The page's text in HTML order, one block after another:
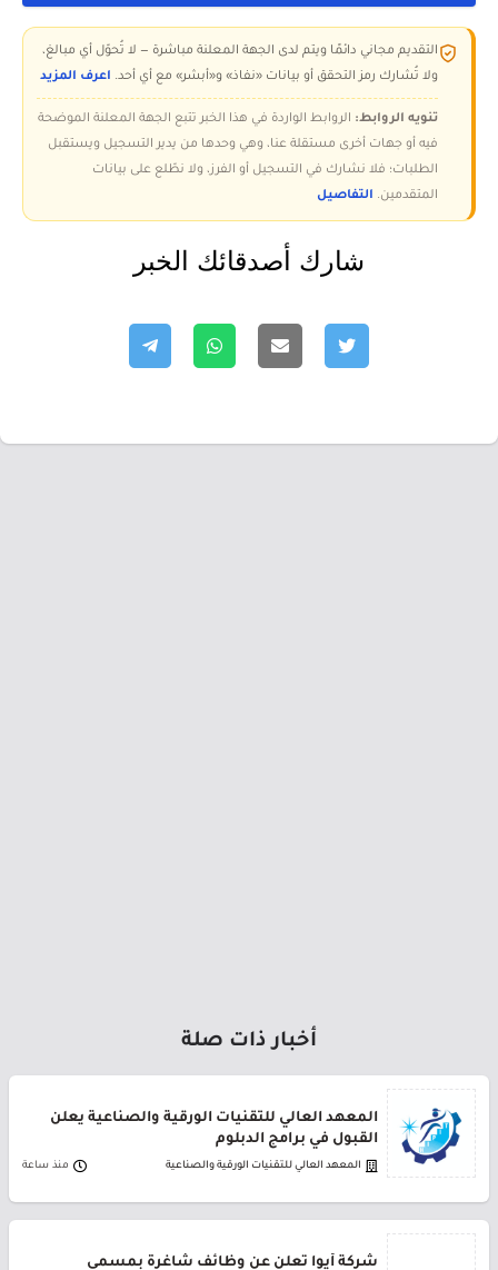
التقديم مجاني دائمًا ويتم لدى الجهة المعلنة مباشرة — لا تُحوّل أي مبالغ،
ولا تُشارك رمز التحقق أو بيانات «نفاذ» و«أبشر» مع أي أحد. اعرف المزيد
تنويه الروابط: الروابط الواردة في هذا الخبر تتبع الجهة المعلنة الموضحة
فيه أو جهات أخرى مستقلة عنا، وهي وحدها من يدير التسجيل ويستقبل
الطلبات؛ فلا نشارك في التسجيل أو الفرز، ولا نطّلع على بيانات
المتقدمين. التفاصيل
شارك أصدقائك الخبر
أخبار ذات صلة
المعهد العالي للتقنيات الورقية والصناعية يعلن
القبول في برامج الدبلوم
المعهد العالي للتقنيات الورقية والصناعية منذ ساعة
شركة أيوا تعلن عن وظائف شاغرة بمسمى